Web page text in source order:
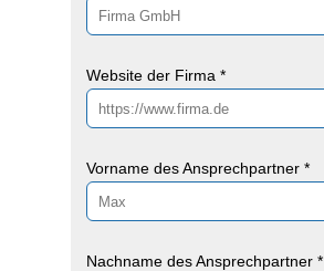
Website der Firma *
Vorname des Ansprechpartner *
Nachname des Ansprechpartner *